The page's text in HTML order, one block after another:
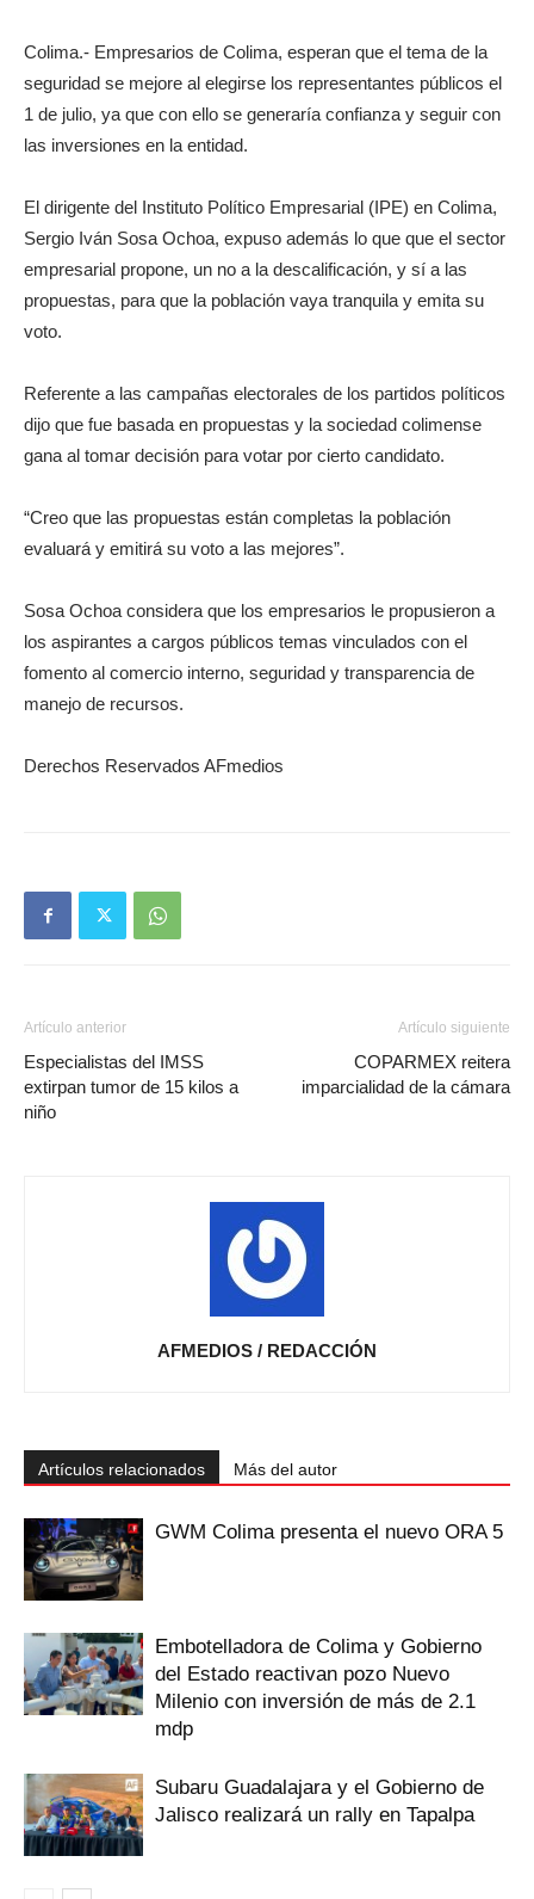
Colima.- Empresarios de Colima, esperan que el tema de la
seguridad se mejore al elegirse los representantes públicos el
1 de julio, ya que con ello se generaría confianza y seguir con
las inversiones en la entidad.
El dirigente del Instituto Político Empresarial (IPE) en Colima,
Sergio Iván Sosa Ochoa, expuso además lo que que el sector
empresarial propone, un no a la descalificación, y sí a las
propuestas, para que la población vaya tranquila y emita su
voto.
Referente a las campañas electorales de los partidos políticos
dijo que fue basada en propuestas y la sociedad colimense
gana al tomar decisión para votar por cierto candidato.
“Creo que las propuestas están completas la población
evaluará y emitirá su voto a las mejores”.
Sosa Ochoa considera que los empresarios le propusieron a
los aspirantes a cargos públicos temas vinculados con el
fomento al comercio interno, seguridad y transparencia de
manejo de recursos.
Derechos Reservados AFmedios
Artículo anterior
Especialistas del IMSS
extirpan tumor de 15 kilos a
niño
Artículo siguiente
COPARMEX reitera
imparcialidad de la cámara
AFMEDIOS / REDACCIÓN
Artículos relacionados Más del autor
GWM Colima presenta el nuevo ORA 5
Embotelladora de Colima y Gobierno
del Estado reactivan pozo Nuevo
Milenio con inversión de más de 2.1
mdp
Subaru Guadalajara y el Gobierno de
Jalisco realizará un rally en Tapalpa